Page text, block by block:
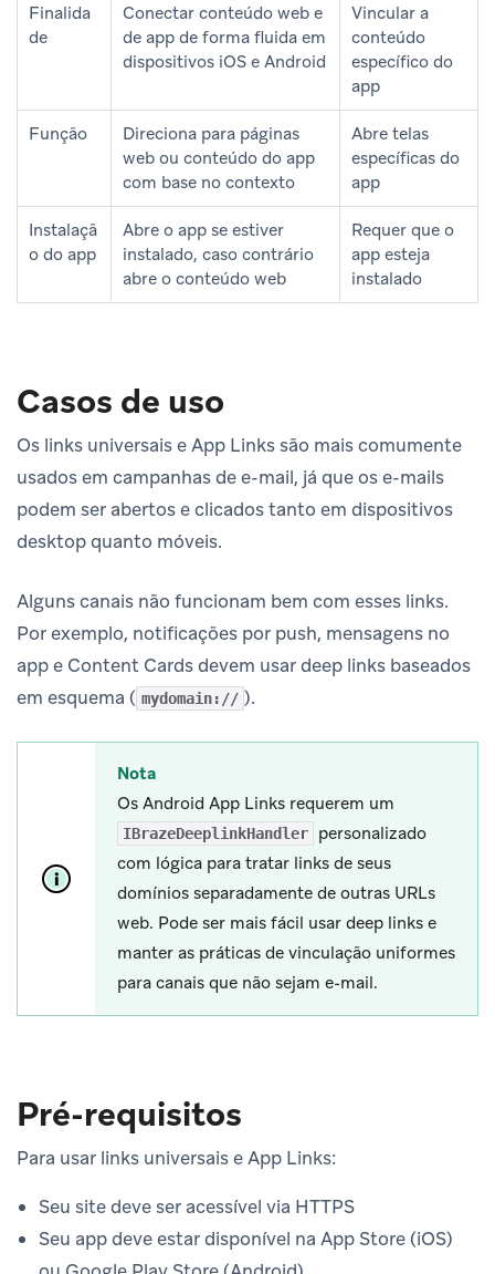
Finalida
de
Conectar conteúdo web e
de app de forma fluida em
dispositivos iOS e Android
Vincular a
conteúdo
específico do
app
Função
Direciona para páginas
web ou conteúdo do app
com base no contexto
Abre telas
específicas do
app
Instalaçã
o do app
Abre o app se estiver
instalado, caso contrário
abre o conteúdo web
Requer que o
app esteja
instalado
Casos de uso
Os links universais e App Links são mais comumente
usados em campanhas de e-mail, já que os e-mails
podem ser abertos e clicados tanto em dispositivos
desktop quanto móveis.
Alguns canais não funcionam bem com esses links.
Por exemplo, notificações por push, mensagens no
app e Content Cards devem usar deep links baseados
em esquema ( mydomain:// ).
Nota
Os Android App Links requerem um
IBrazeDeeplinkHandler
personalizado
com lógica para tratar links de seus
domínios separadamente de outras URLs
web. Pode ser mais fácil usar deep links e
manter as práticas de vinculação uniformes
para canais que não sejam e-mail.
Pré-requisitos
Para usar links universais e App Links:
Seu site deve ser acessível via HTTPS
Seu app deve estar disponível na App Store (iOS)